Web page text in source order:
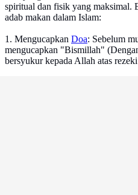
spiritual dan fisik yang maksimal.
adab makan dalam Islam:
1. Mengucapkan Doa: Sebelum
mengucapkan "Bismillah"
bersyukur kepada Allah atas